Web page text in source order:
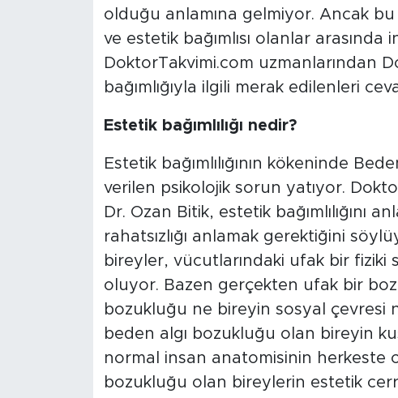
olduğu anlamına gelmiyor. Ancak
ve estetik bağımlısı olanlar
DoktorTakvimi.com uzmanlarından
bağımlığıyla ilgili merak edilenleri
Estetik bağımlılığı nedir?
Estetik bağımlılığının kökeninde
verilen psikolojik sorun yatıyor.
Dr. Ozan Bitik, estetik bağımlılığını
rahatsızlığı anlamak gerektiğini
bireyler, vücutlarındaki ufak bir fiziki
oluyor. Bazen gerçekten ufak bir
bozukluğu ne bireyin sosyal çevresi
beden algı bozukluğu olan bireyin
normal insan anatomisinin herkeste
bozukluğu olan bireylerin estetik